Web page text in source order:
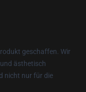
geschaffen. Wir
ästhetisch
nicht nur für die